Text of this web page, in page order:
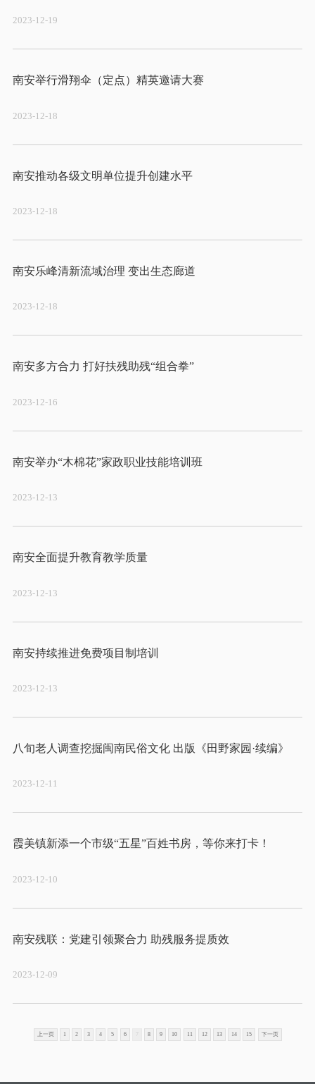
2023-12-19
2023-12-18
南安推动各级文明单位提升创建水平
2023-12-18
2023-12-18
南安多方合力 打好扶残助残“组合拳”
2023-12-16
2023-12-13
南安全面提升教育教学质量
2023-12-13
2023-12-13
2023-12-11
2023-12-10
2023-12-09
上一页 1 2 3 4 5 6 8 9 10 11 12 13 14 15 下一页